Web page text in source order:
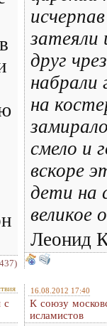
затеяли
друг
набрали
на
смело и
вскоре
дети на
великое
Леонид
с
16.08.2012 17:40
К союзу
исламистов